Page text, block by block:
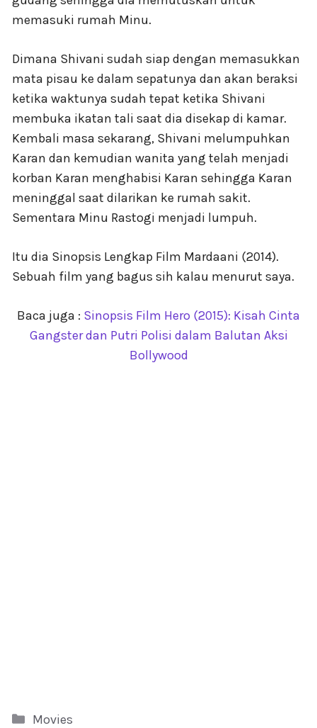
memasuki rumah Minu.
Dimana Shivani sudah siap dengan memasukkan
mata pisau ke dalam sepatunya dan akan beraksi
ketika waktunya sudah tepat ketika Shivani
membuka ikatan tali saat dia disekap di kamar.
Kembali masa sekarang, Shivani melumpuhkan
Karan dan kemudian wanita yang telah menjadi
korban Karan menghabisi Karan sehingga Karan
meninggal saat dilarikan ke rumah sakit.
Sementara Minu Rastogi menjadi lumpuh.
Itu dia Sinopsis Lengkap Film Mardaani (2014).
Sebuah film yang bagus sih kalau menurut saya.
Baca juga : Sinopsis Film Hero (2015): Kisah Cinta
Gangster dan Putri Polisi dalam Balutan Aksi
Bollywood
Kategori
Movies